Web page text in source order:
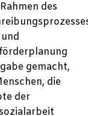
des
gemacht,
die
der